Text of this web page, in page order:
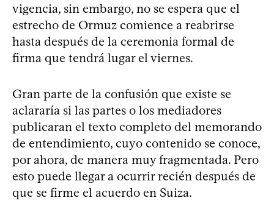
vigencia, sin embargo, no se espera que el
estrecho de Ormuz comience a reabrirse
hasta después de la ceremonia formal de
firma que tendrá lugar el viernes.
Gran parte de la confusión que existe se
aclararía si las partes o los mediadores
publicaran el texto completo del memorando
de entendimiento, cuyo contenido se conoce,
por ahora, de manera muy fragmentada. Pero
esto puede llegar a ocurrir recién después de
que se firme el acuerdo en Suiza.